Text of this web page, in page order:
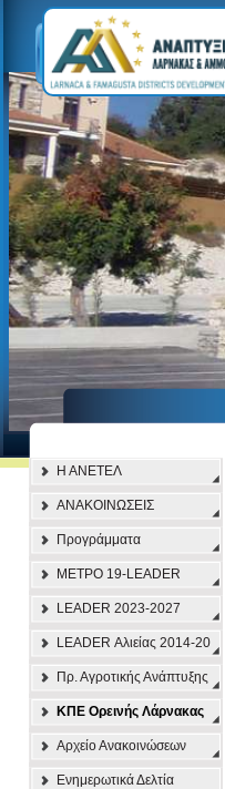
Η ΑΝΕΤΕΛ
ΑΝΑΚΟΙΝΩΣΕΙΣ
Προγράμματα
ΜΕΤΡΟ 19-LEADER
LEADER 2023-2027
LEADER Αλιείας 2014-20
Πρ. Αγροτικής Ανάπτυξης
ΚΠΕ Ορεινής Λάρνακας
Αρχείο Ανακοινώσεων
Ενημερωτικά Δελτία